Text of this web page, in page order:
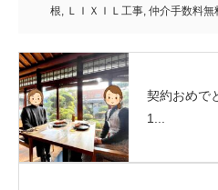
根, ＬＩＸＩＬ工事, 仲介手数料無
契約おめで
1...